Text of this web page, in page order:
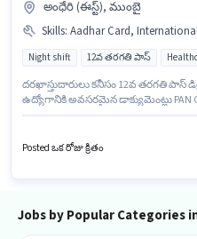
అంధేరి (ఈస్ట్), ముంబై
Skills: Aadhar Card, International Calling, Computer
Night shift 12వ తరగతి పాస్
దరఖాస్తుదారులు కనీసం 12వ తరగతి పాస్
ఉద్యోగానికి అవసరమైన డాక్యుమెంట్లు PAN
నెల జీతం ₹25000 ఉంటుంది. అభ్యర్థి
Posted ఒక రోజు క్రితం
Jobs by Popular Categories